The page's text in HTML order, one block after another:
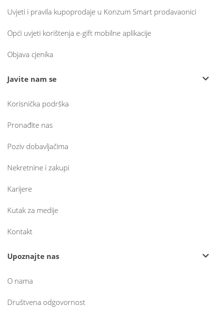
Uvjeti i pravila kupoprodaje u Konzum Smart prodavaonici
Opći uvjeti korištenja e-gift mobilne aplikacije
Objava cjenika
Javite nam se
Korisnička podrška
Pronađite nas
Poziv dobavljačima
Nekretnine i zakupi
Karijere
Kutak za medije
Kontakt
Upoznajte nas
O nama
Društvena odgovornost